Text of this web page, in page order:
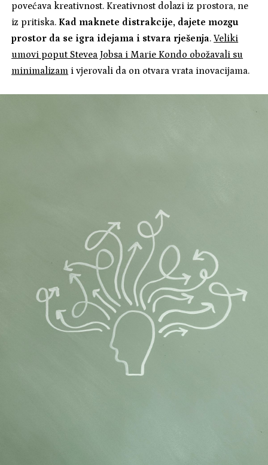
povećava kreativnost. Kreativnost dolazi iz prostora, ne
iz pritiska. Kad maknete distrakcije, dajete mozgu
prostor da se igra idejama i stvara rješenja.Veliki
umovi poput Stevea Jobsa i Marie Kondo obožavali su
minimalizam i vjerovali da on otvara vrata inovacijama.